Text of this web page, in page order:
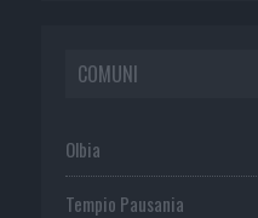
COMUNI
Olbia
Tempio Pausania